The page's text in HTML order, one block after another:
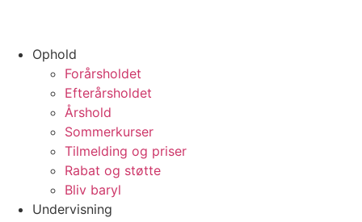
Ophold
Forårsholdet
Efterårsholdet
Årshold
Sommerkurser
Tilmelding og priser
Rabat og støtte
Bliv baryl
Undervisning